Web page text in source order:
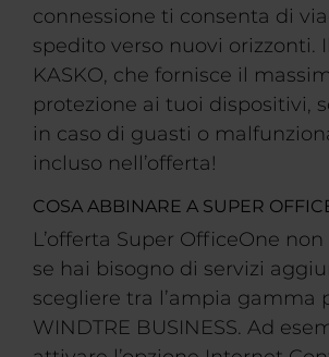
connessione ti consenta di
spedito verso nuovi orizzonti.
KASKO, che fornisce il
protezione ai tuoi dispositivi,
in caso di guasti o
incluso nell’offerta!
COSA ABBINARE A SUPER
L’offerta Super OfficeOne
se hai bisogno di servizi
scegliere tra l’ampia gamma
WINDTRE BUSINESS. Ad